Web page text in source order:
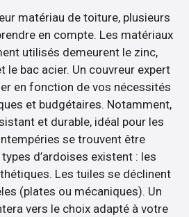
matériau de toiture, plusieurs
en compte. Les matériaux
utilisés demeurent le zinc,
le bac acier. Un couvreur expert
en fonction de vos nécessités
et budgétaires. Notamment,
et durable, idéal pour les
se trouvent être
d’ardoises existent : les
Les tuiles se déclinent
(plates ou mécaniques). Un
vers le choix adapté à votre